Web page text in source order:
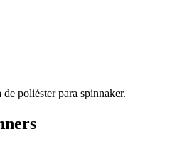
poliéster para spinnaker.